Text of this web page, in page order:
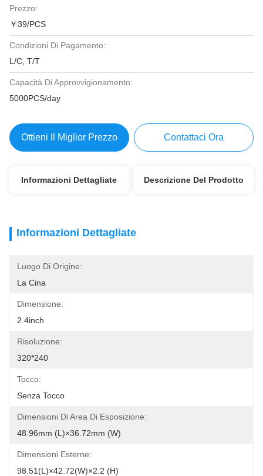
Prezzo:
￥39/PCS
Condizioni Di Pagamento:
L/C, T/T
Capacità Di Approvvigionamento:
5000PCS/day
Ottieni Il Miglior Prezzo Contattaci Ora
Informazioni Dettagliate Descrizione Del Prodotto
Informazioni Dettagliate
Luogo Di Origine:
La Cina
Dimensione:
2.4inch
Risoluzione:
320*240
Tocco:
Senza Tocco
Dimensioni Di Area Di Esposizione:
48.96mm (L)×36.72mm (w)
Dimensioni Esterne:
98.51(L)×42.72(W)×2.2 (H)